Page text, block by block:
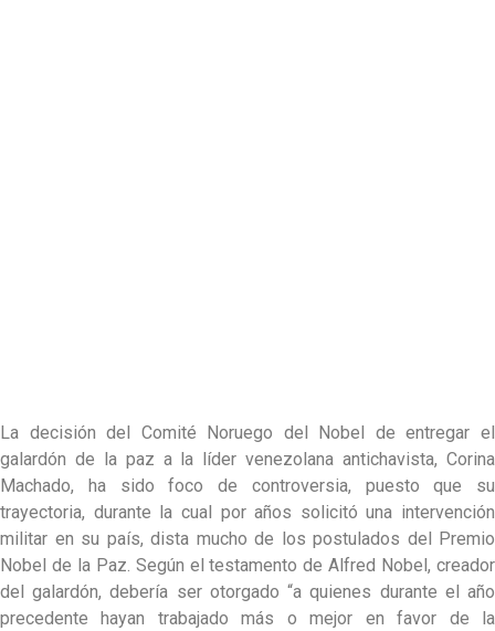
La decisión del Comité Noruego del Nobel de entregar el
galardón de la paz a la líder venezolana antichavista, Corina
Machado, ha sido foco de controversia, puesto que su
trayectoria, durante la cual por años solicitó una intervención
militar en su país, dista mucho de los postulados del Premio
Nobel de la Paz. Según el testamento de Alfred Nobel, creador
del galardón, debería ser otorgado “a quienes durante el año
precedente hayan trabajado más o mejor en favor de la